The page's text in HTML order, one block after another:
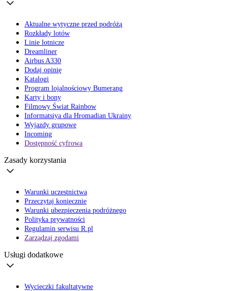
Aktualne wytyczne przed podróżą
Rozkłady lotów
Linie lotnicze
Dreamliner
Airbus A330
Dodaj opinię
Katalogi
Program lojalnościowy Bumerang
Karty i bony
Filmowy Świat Rainbow
Informatsiya dla Hromadian Ukrainy
Wyjazdy grupowe
Incoming
Dostępność cyfrowa
Zasady korzystania
Warunki uczestnictwa
Przeczytaj koniecznie
Warunki ubezpieczenia podróżnego
Polityka prywatności
Regulamin serwisu R.pl
Zarządzaj zgodami
Usługi dodatkowe
Wycieczki fakultatywne